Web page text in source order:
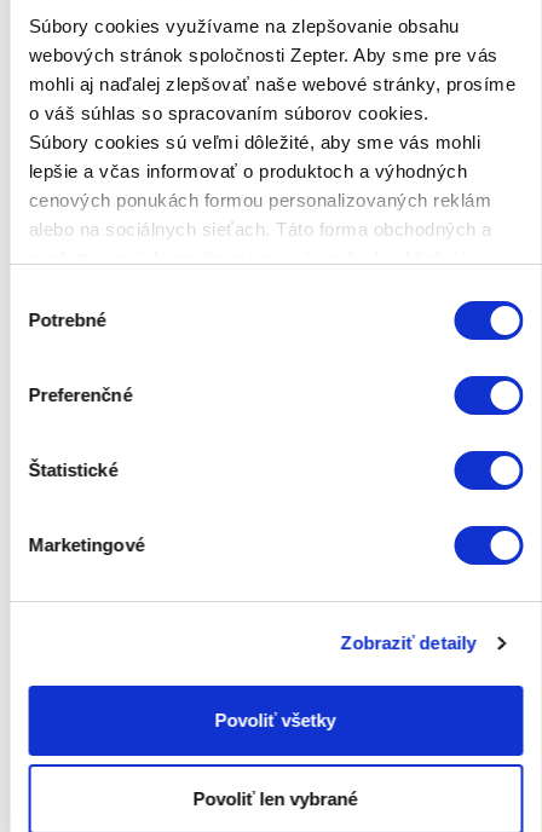
Súbory cookies využívame na zlepšovanie obsahu
webových stránok spoločnosti Zepter. Aby sme pre vás
mohli aj naďalej zlepšovať naše webové stránky, prosíme
o váš súhlas so spracovaním súborov cookies.
Súbory cookies sú veľmi dôležité, aby sme vás mohli
lepšie a včas informovať o produktoch a výhodných
cenových ponukách formou personalizovaných reklám
alebo na sociálnych sieťach. Táto forma obchodných a
súhlasu
Potrebné
Preferenčné
Štatistické
Marketingové
Zobraziť detaily
Povoliť všetky
Povoliť len vybrané
Kozmetický rad Swisso Logical
zamedzuje vzniku
známok starnutia a pôsobí proti nim. Je bohatý na
účinné aktívne látky a prírodné výťažky. Receptúry
využívajú inovatívne technológie v kombinácii s
účinných látok.
najcitlivejšie a veľmi náročné typy pleti. Kozmetika
parabény. Jednou z prísad je echinacea pochádzajúca
priamo zo švajčiarskych Álp, ktorá je prírodným
riešením na udržanie mladistvého vzhľadu pokožky.